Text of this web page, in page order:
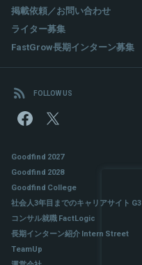
掲載依頼／お問い合わせ
ライター募集
FastGrow長期インターン募集
FOLLOW US
Goodfind 2027
Goodfind 2028
Goodfind College
社会人3年目までのキャリアサイト G3
コンサル就職 FactLogic
長期インターン紹介 Intern Street
TeamUp